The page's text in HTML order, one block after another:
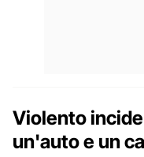
Violento
un'auto e un